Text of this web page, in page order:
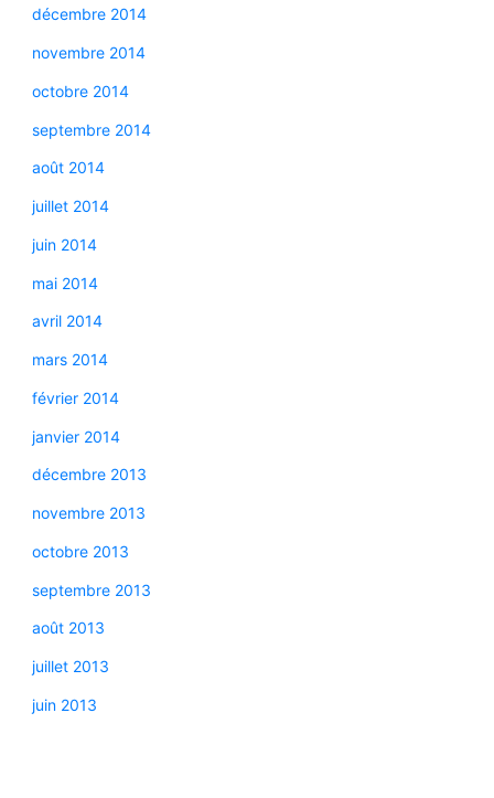
décembre 2014
novembre 2014
octobre 2014
septembre 2014
août 2014
juillet 2014
juin 2014
mai 2014
avril 2014
mars 2014
février 2014
janvier 2014
décembre 2013
novembre 2013
octobre 2013
septembre 2013
août 2013
juillet 2013
juin 2013